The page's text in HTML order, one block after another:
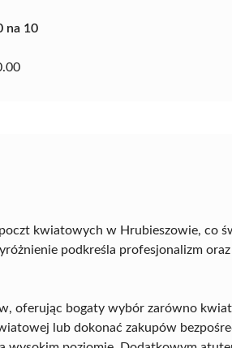
na 10
kwiatowych w Hrubieszowie, co
podkreśla profesjonalizm
oferując bogaty wybór zarówno
lub dokonać zakupów